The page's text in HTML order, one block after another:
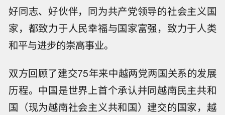
好同志、好伙伴，同为共产党领导的社会主义国
家，都致力于人民幸福与国家富强，致力于人类
和平与进步的崇高事业。
双方回顾了建交75年来中越两党两国关系的发展
历程。中国是世界上首个承认并同越南民主共和
国（现为越南社会主义共和国）建交的国家，越